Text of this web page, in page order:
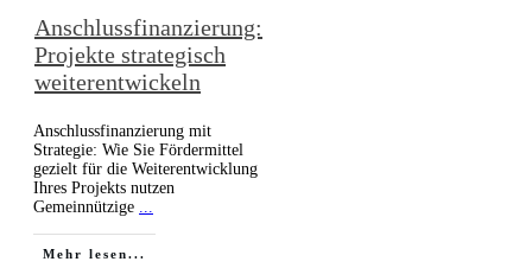
Anschlussfinanzierung:
Projekte strategisch
weiterentwickeln
Anschlussfinanzierung mit
Strategie: Wie Sie Fördermittel
gezielt für die Weiterentwicklung
Ihres Projekts nutzen
Gemeinnützige ...
Mehr lesen...